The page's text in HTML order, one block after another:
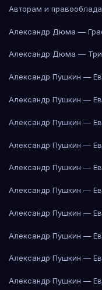
Авторам и
Александр Дюма —
Александр Дюма —
Александр Пушкин —
Александр Пушкин —
Александр Пушкин —
Александр Пушкин —
Александр Пушкин —
Александр Пушкин —
Александр Пушкин —
Александр Пушкин —
Александр Пушкин —
Александр Пушкин —